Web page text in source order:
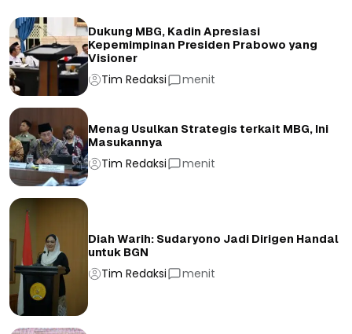
Dukung MBG, Kadin Apresiasi
Kepemimpinan Presiden Prabowo yang
Visioner
Tim Redaksi menit
Menag Usulkan Strategis terkait MBG, Ini
Masukannya
Tim Redaksi menit
Diah Warih: Sudaryono Jadi Dirigen Handal
untuk BGN
Tim Redaksi menit